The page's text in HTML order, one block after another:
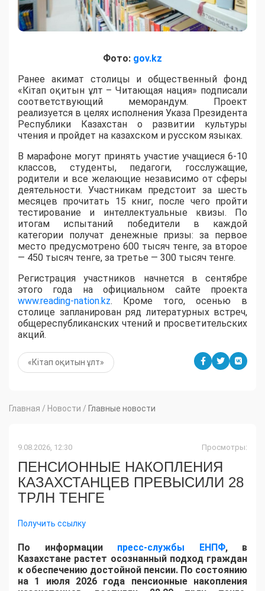
Фото: gov.kz
Ранее акимат столицы и общественный фонд
«Кітап оқитын ұлт – Читающая нация» подписали
соответствующий меморандум. Проект
реализуется в целях исполнения Указа Президента
Республики Казахстан о развитии культуры
чтения и пройдет на казахском и русском языках.
В марафоне могут принять участие учащиеся 6-10
классов, студенты, педагоги, госслужащие,
родители и все желающие независимо от сферы
деятельности. Участникам предстоит за шесть
месяцев прочитать 15 книг, после чего пройти
тестирование и интеллектуальные квизы. По
итогам испытаний победители в каждой
категории получат денежные призы: за первое
место предусмотрено 600 тысяч тенге, за второе
— 450 тысяч тенге, за третье — 300 тысяч тенге.
Регистрация участников начнется в сентябре
этого года на официальном сайте проекта
www.reading-nation.kz. Кроме того, осенью в
столице запланирован ряд литературных встреч,
общереспубликанских чтений и просветительских
акций.
«Кітап оқитын ұлт»
Главная / Новости / Главные новости
9.08.2026, 12:30 Просмотры:
ПЕНСИОННЫЕ НАКОПЛЕНИЯ
КАЗАХСТАНЦЕВ ПРЕВЫСИЛИ 28
ТРЛН ТЕНГЕ
Получить ссылку
По информации пресс-службы ЕНПФ, в
Казахстане растет осознанный подход граждан
к обеспечению достойной пенсии. По состоянию
на 1 июля 2026 года пенсионные накопления